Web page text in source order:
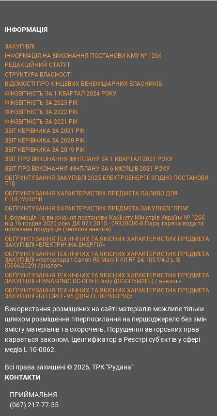
ІНФОРМАЦІЯ
ЗАКУПІВЛІ
ІНФОРМАЦІЯ НА ВИКОНАННЯ ПОСТАНОВИ КМУ № 1266
РЕДАКЦІЙНИЙ СТАТУТ
СТРУКТУРА ВЛАСНОСТІ
ВІДОМОСТІ ПРО КІНЦЕВИХ БЕНЕФІЦІАРНИХ ВЛАСНИКІВ
ФІНЗВІТНІСТЬ ЗА 1 КВАРТАЛ 2024 РОКУ
ФІНЗВІТНІСТЬ ЗА 2023 РІК
ФІНЗВІТНІСТЬ ЗА 2022 РІК
ФІНЗВІТНІСТЬ ЗА 2021 РІК
ЗВІТ КЕРІВНИКА ЗА 2021 РІК
ЗВІТ КЕРІВНИКА ЗА 2020 РІК
ЗВІТ КЕРІВНИКА ЗА 2019 РІК
ЗВІТ ПРО ВИКОНАННЯ ФІНПЛАНУ ЗА 1 КВАРТАЛ 2021 РОКУ
ЗВІТ ПРО ВИКОНАННЯ ФІНПЛАНУ ЗА 6 МІСЯЦІВ 2021 РОКУ
ОБҐРУНТУВАННЯ ЗАКУПІВЛІ 2025 ЕЛЕКТРОЕНЕРГІЇ ЗГІДНО ПОСТАНОВИ
710
ОБҐРУНТУВАННЯ ХАРАКТЕРИСТИК ПРЕДМЕТА ПАЛИВО ДЛЯ
ГЕНЕРАТОРІВ
ОБҐРУНТУВАННЯ ХАРАКТЕРИСТИК ПРЕДМЕТА ЗАКУПІВЛІ "ППМ"
Інформація на виконання постанови Кабінету Міністрів України № 1266
від 16 грудня 2020 року ДК 021:2015 - 09320000-8 Пара, гаряча вода та
пов’язана продукція (теплова енергія)
ОБҐРУНТУВАННЯ ТЕХНІЧНИХ ТА ЯКІСНИХ ХАРАКТЕРИСТИК ПРЕДМЕТА
ЗАКУПІВЛІ «ЕЛЕКТРИЧНА ЕНЕРГІЯ»
ОБҐРУНТУВАННЯ ТЕХНІЧНИХ ТА ЯКІСНИХ ХАРАКТЕРИСТИК ПРЕДМЕТА
ЗАКУПІВЛІ «Фотоапарат Canon R6 Mark II Kit RF 24-105 f/4.0 L IS
(5666C029) /аналог»
ОБҐРУНТУВАННЯ ТЕХНІЧНИХ ТА ЯКІСНИХ ХАРАКТЕРИСТИК ПРЕДМЕТА
ЗАКУПІВЛІ «PANASONIC DC-GH5 II Body (DC-GH5M2EE) / аналог»
ОБҐРУНТУВАННЯ ТЕХНІЧНИХ ТА ЯКІСНИХ ХАРАКТЕРИСТИК ПРЕДМЕТА
ЗАКУПІВЛІ «БЕНЗИН - 95 (ДЛЯ ГЕНЕРАТОРІВ)»
Використання розміщених на сайті матеріалів можливе тільки
шляхом розміщення гіперпосилання на першоджерело без змін
змісту матеріалів та скорочень. Порушення авторських прав
карається законом. Ідентифікатор в Реєстрі суб'єктів у сфері
медіа L 10-0062.
Всі права захищені © 2026, ТРК "Рудана"
КОНТАКТИ
ПРИЙМАЛЬНЯ
(067) 217-77-55